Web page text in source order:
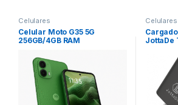
Celulares
Celular Moto G35 5G
256GB/4GB RAM
Celulares
JottaDe